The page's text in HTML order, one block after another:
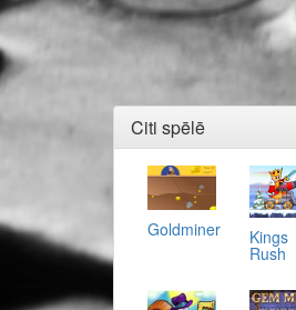
Citi spēlē
Goldminer Kings
Rush